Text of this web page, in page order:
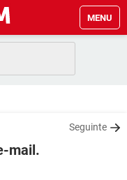
MENU
Seguinte
mail.